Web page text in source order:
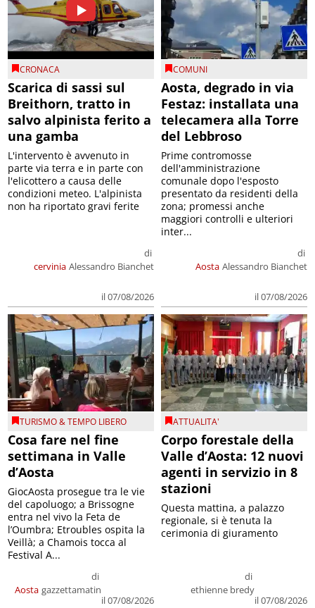
CRONACA
Scarica di sassi sul
Breithorn, tratto in
salvo alpinista ferito a
una gamba
cervinia
di
Alessandro Bianchet
il 07/08/2026
L'intervento è avvenuto in
parte via terra e in parte con
l'elicottero a causa delle
condizioni meteo. L'alpinista
non ha riportato gravi ferite
COMUNI
Aosta, degrado in via
Festaz: installata una
telecamera alla Torre
del Lebbroso
Aosta
di
Alessandro Bianchet
il 07/08/2026
Prime contromosse
dell'amministrazione
comunale dopo l'esposto
presentato da residenti della
zona; promessi anche
maggiori controlli e ulteriori
inter...
TURISMO & TEMPO LIBERO
Cosa fare nel fine
settimana in Valle
d’Aosta
Aosta
di
gazzettamatin
il 07/08/2026
GiocAosta prosegue tra le vie
del capoluogo; a Brissogne
entra nel vivo la Feta de
l’Oumbra; Etroubles ospita la
Veillà; a Chamois tocca al
Festival A...
ATTUALITA'
Corpo forestale della
Valle d’Aosta: 12 nuovi
agenti in servizio in 8
stazioni
di
ethienne bredy
il 07/08/2026
Questa mattina, a palazzo
regionale, si è tenuta la
cerimonia di giuramento